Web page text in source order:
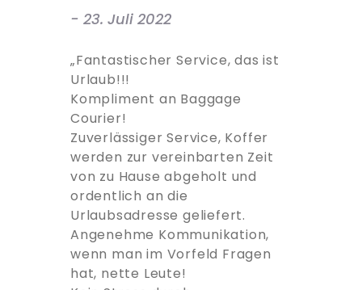
- 23. Juli 2022
„Fantastischer Service, das ist
Urlaub!!!
Kompliment an Baggage
Courier!
Zuverlässiger Service, Koffer
werden zur vereinbarten Zeit
von zu Hause abgeholt und
ordentlich an die
Urlaubsadresse geliefert.
Angenehme Kommunikation,
wenn man im Vorfeld Fragen
hat, nette Leute!